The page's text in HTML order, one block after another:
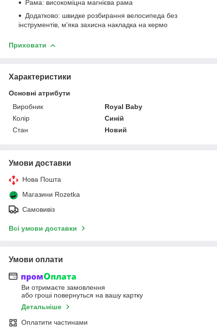
Рама: високоміцна магнієва рама
Додатково: швидке розбирання велосипеда без
інструментів, м'яка захисна накладка на кермо
Приховати
Характеристики
Основні атрибути
Виробник
Royal Baby
Колір
Синій
Стан
Новий
Умови доставки
Нова Пошта
Магазини Rozetka
Самовивіз
Всі умови доставки
Умови оплати
Ви отримаєте замовлення
або гроші повернуться на вашу картку
Детальніше
Оплатити частинами